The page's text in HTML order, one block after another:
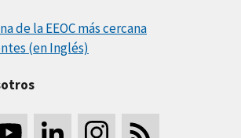
de la EEOC más cercana
(en Inglés)